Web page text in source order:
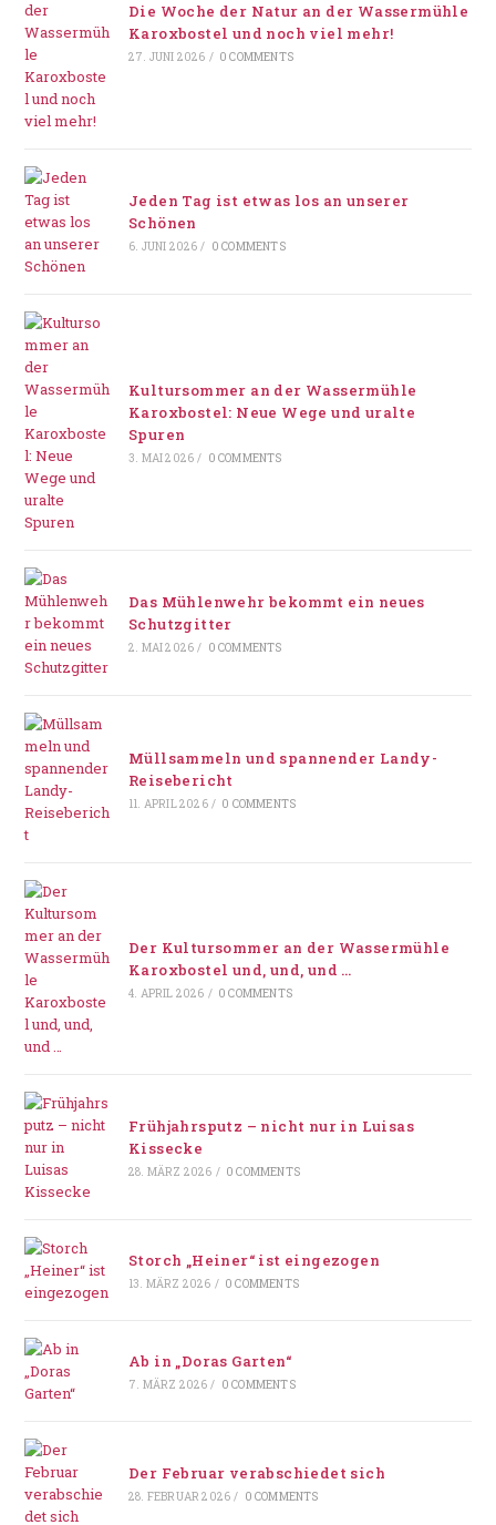
Die Woche der Natur an der Wassermühle
Karoxbostel und noch viel mehr!
27. JUNI 2026 / 0 COMMENTS
Jeden Tag ist etwas los an unserer
Schönen
6. JUNI 2026 / 0 COMMENTS
Kultursommer an der Wassermühle
Karoxbostel: Neue Wege und uralte
Spuren
3. MAI 2026 / 0 COMMENTS
Das Mühlenwehr bekommt ein neues
Schutzgitter
2. MAI 2026 / 0 COMMENTS
Müllsammeln und spannender Landy-
Reisebericht
11. APRIL 2026 / 0 COMMENTS
Der Kultursommer an der Wassermühle
Karoxbostel und, und, und …
4. APRIL 2026 / 0 COMMENTS
Frühjahrsputz – nicht nur in Luisas
Kissecke
28. MÄRZ 2026 / 0 COMMENTS
Storch „Heiner“ ist eingezogen
13. MÄRZ 2026 / 0 COMMENTS
Ab in „Doras Garten“
7. MÄRZ 2026 / 0 COMMENTS
Der Februar verabschiedet sich
28. FEBRUAR 2026 / 0 COMMENTS